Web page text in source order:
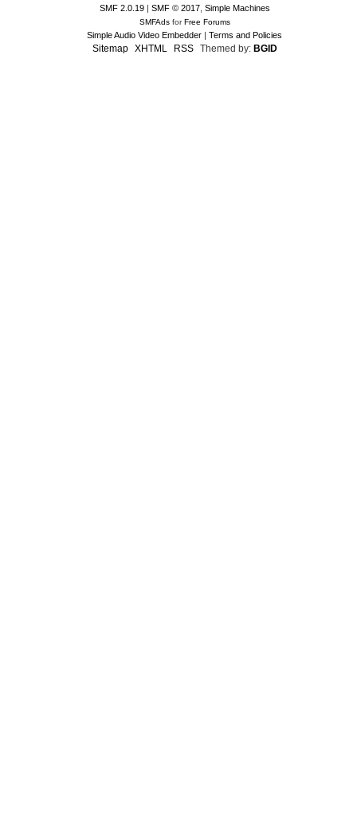
SMF 2.0.19| SMF © 2017, Simple Machines
SMFAdsforFree Forums
Simple Audio Video Embedder | Terms and Policies
Sitemap XHTML RSS Themed by: BGID